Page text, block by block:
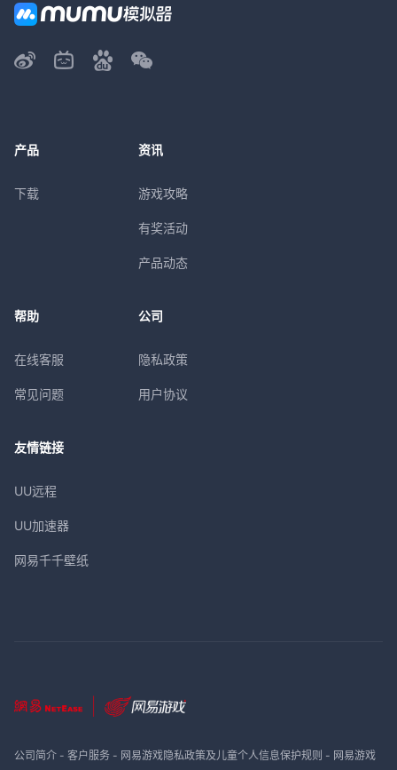
产品
下载
资讯
游戏攻略
有奖活动
产品动态
帮助
在线客服
常见问题
公司
隐私政策
用户协议
友情链接
UU远程
UU加速器
网易千千壁纸
公司简介- 客户服务- 网易游戏隐私政策及儿童个人信息保护规则 - 网易游戏